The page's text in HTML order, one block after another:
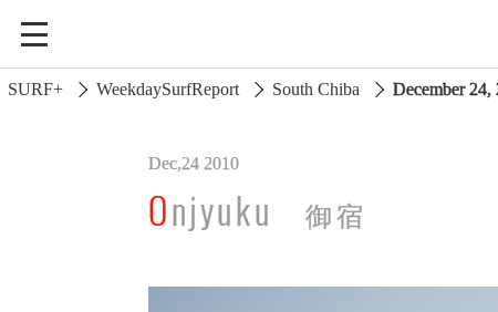
South Ibaraki
North Chiba
South Chiba
SURF+ WeekdaySurfReport South Chiba December
Dec,24 2010
Onjyuku 御宿